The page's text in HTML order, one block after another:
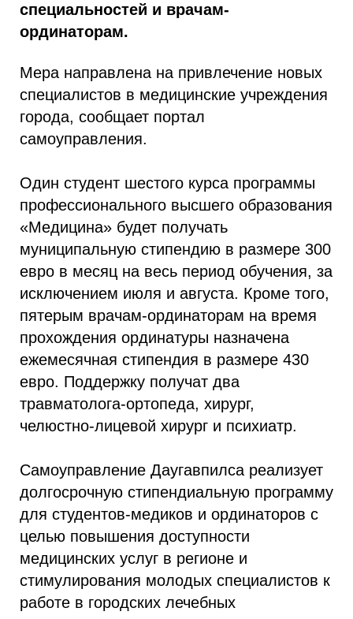
специальностей и врачам-
ординаторам.
Мера направлена на привлечение новых
специалистов в медицинские учреждения
города, сообщает портал
самоуправления.
Один студент шестого курса программы
профессионального высшего образования
«Медицина» будет получать
муниципальную стипендию в размере 300
евро в месяц на весь период обучения, за
исключением июля и августа. Кроме того,
пятерым врачам-ординаторам на время
прохождения ординатуры назначена
ежемесячная стипендия в размере 430
евро. Поддержку получат два
травматолога-ортопеда, хирург,
челюстно-лицевой хирург и психиатр.
Самоуправление Даугавпилса реализует
долгосрочную стипендиальную программу
для студентов-медиков и ординаторов с
целью повышения доступности
медицинских услуг в регионе и
стимулирования молодых специалистов к
работе в городских лечебных